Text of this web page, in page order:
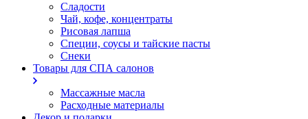
Сладости
Чай, кофе, концентраты
Рисовая лапша
Специи, соусы и тайские пасты
Снеки
Товары для СПА салонов
Массажные масла
Расходные материалы